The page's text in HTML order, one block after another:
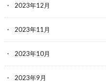
2023年12月
2023年11月
2023年10月
2023年9月